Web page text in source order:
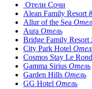
Отели Сочи
Alean Family Resort
Allur of the Sea
Aura Отель
Bridge Family Resort
City Park Hotel
Cosmos Stay Le
Gamma Sirius Отель
Garden Hills Отель
GG Hotel Отель